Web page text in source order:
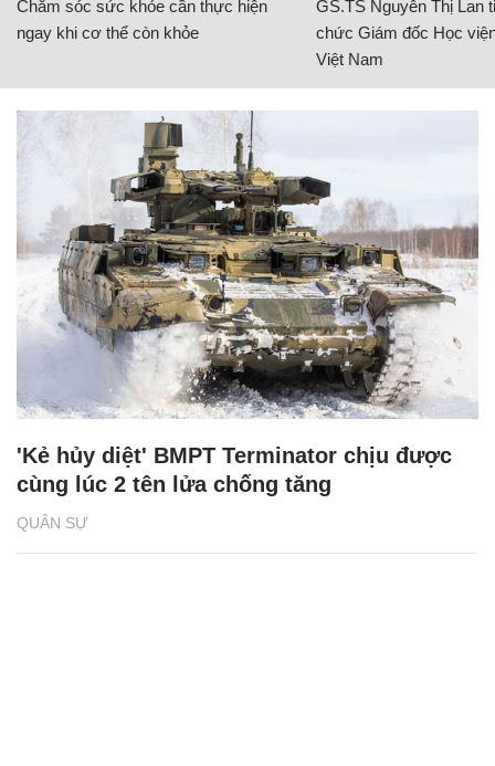
Chăm sóc sức khỏe cần thực hiện
ngay khi cơ thể còn khỏe
GS.TS Nguyễn Thị Lan
chức Giám đốc Học
Việt Nam
QUÂN SỰ
'Kẻ hủy diệt' BMPT Terminator chịu được
cùng lúc 2 tên lửa chống tăng